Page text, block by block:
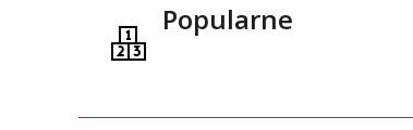
Popularne